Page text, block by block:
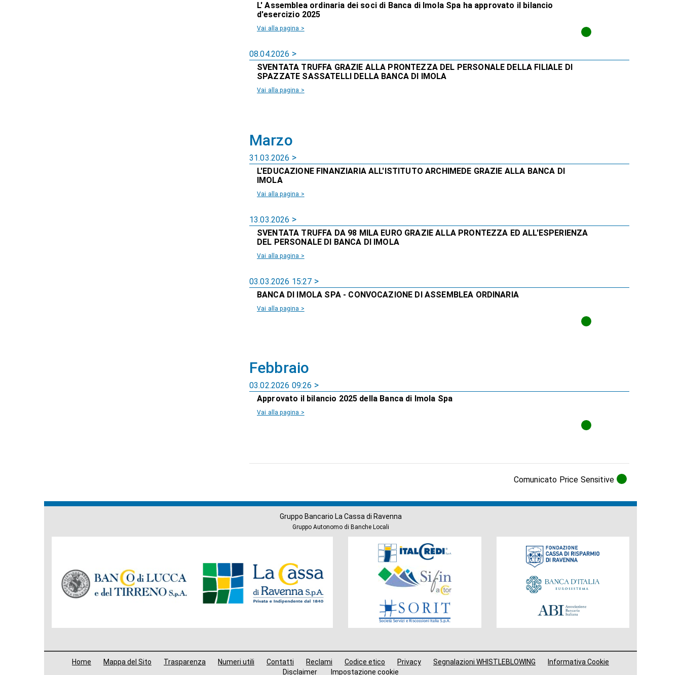
L' Assemblea ordinaria dei soci di Banca di Imola Spa ha approvato il bilancio
d'esercizio 2025
Vai alla pagina >
08.04.2026
SVENTATA TRUFFA GRAZIE ALLA PRONTEZZA DEL PERSONALE DELLA FILIALE DI
SPAZZATE SASSATELLI DELLA BANCA DI IMOLA
Vai alla pagina >
Marzo
31.03.2026
L'EDUCAZIONE FINANZIARIA ALL'ISTITUTO ARCHIMEDE GRAZIE ALLA BANCA DI
IMOLA
Vai alla pagina >
13.03.2026
SVENTATA TRUFFA DA 98 MILA EURO GRAZIE ALLA PRONTEZZA ED ALL'ESPERIENZA
DEL PERSONALE DI BANCA DI IMOLA
Vai alla pagina >
03.03.2026 15:27
BANCA DI IMOLA SPA - CONVOCAZIONE DI ASSEMBLEA ORDINARIA
Vai alla pagina >
Febbraio
03.02.2026 09:26
Approvato il bilancio 2025 della Banca di Imola Spa
Vai alla pagina >
Comunicato Price Sensitive
Gruppo Bancario La Cassa di Ravenna
Gruppo Autonomo di Banche Locali
Gruppo
Società
Gruppo
Fondazione
MenùHome Mappa del Sito Trasparenza Numeri utili Contatti Reclami Codice etico Privacy Segnalazioni WHISTLEBLOWING
Informativa Cookie
Disclaimer
Impostazione cookie